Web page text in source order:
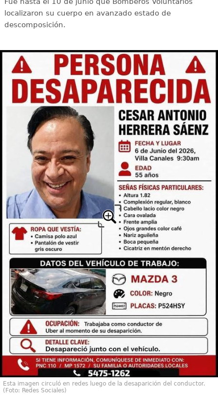
localizaron su cuerpo en avanzado estado de
descomposición.
Esta imagen circuló en redes luego de la desaparición del conductor.
(Foto: Redes Sociales)